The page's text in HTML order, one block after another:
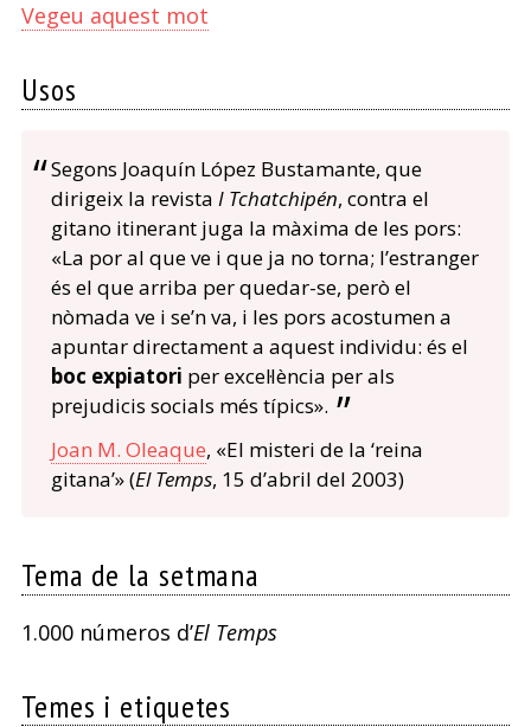
Vegeu aquest mot
Usos
Segons Joaquín López Bustamante, que
dirigeix la revista I Tchatchipén, contra el
gitano itinerant juga la màxima de les pors:
«La por al que ve i que ja no torna; l’estranger
és el que arriba per quedar-se, però el
nòmada ve i se’n va, i les pors acostumen a
apuntar directament a aquest individu: és el
boc expiatori per excel·lència per als
prejudicis socials més típics».
Joan M. Oleaque, «El misteri de la ‘reina
gitana’» (El Temps, 15 d’abril del 2003)
Tema de la setmana
1.000 números d’El Temps
Temes i etiquetes